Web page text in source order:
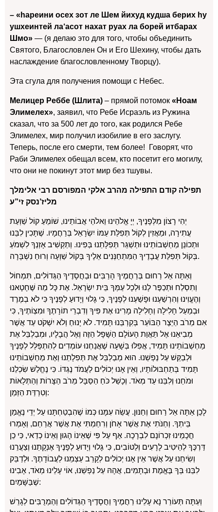
– «hареини осех зот лe Шем йихуд кудша берих hу
ушхеинтей ла‘асот нахат руах ла борей итбарах
Шмо» — (я делаю это для того, чтобы объединить
Святого, Благословлен Он и Его Шехину, чтобы дать
наслаждение благословленному Творцу).
Эта сгула для получения помощи с Небес.
Мелицер Реббе (Шлита) – прямой потомок «Ноам
Элимелех», заявил, что Ребе Иcраэль из Ружина
сказал, что за 500 лет до того, как родился Ребе
Элимелех, мир получил изобилие в его заслугу.
Теперь, после его смерти, тем более! Говорят, что
Раби Элимелех обещал всем, кто посетит его могилу,
что они не покинут этот мир без тшувы.
תפילה קודם התפילה מהרב אלקי המפורסם רבי אלימלך
מליז’נסק זי”ע
יְהִי רָצוֹן מִלְּפָנֶיךָ, יְיָ אֱלֹהֵינוּ וֵאלֹהֵי אֲבוֹתֵינוּ, שׁוֹמֵעַ קוֹל שַׁוְעַת
עֲתִירָה, וּמַאֲזִין לְקוֹל תְּפִלַּת עַמּוֹ יִשְׂרָאֵל בְּרַחֲמָיו. שֶׁתָּכִין לִבֵּנוּ
וּתְכוֹנֵן מַחְשְׁבוֹתֵינוּ וּתְשַׁגֵּר תְּפִלָּתֵנוּ בְּפִינוּ. וְתַקְשִׁיב אָזְנְךָ לִשְׁמֹעַ
בְּקוֹל תְּפִלַּת עֲבָדֶיךָ הַמִּתְחַנְּנִים אֵלֶיךָ בְּקוֹל שַׁוְעָה וְרוּחַ נִשְׁבָּרָה.
וְאַתָּה אֵל רַחוּם בְּרַחֲמֶיךָ הָרַבִּים וּבַחֲסָדֶיךָ הַגְּדוֹלִים, תִּמְחוֹל
וְתִסְלַח וּתְכַפֶּר לָנוּ וּלְכָל עַמְּךָ בֵּית יִשְׂרָאֵל. אֶת כָּל מַה שֶּׁחָטָאנוּ
וְהֶעֱוִינוּ וְהִרְשַׁעְנוּ וּפָשַׁעְנוּ לְפָנֶיךָ, כִּי גָלוּי וְיָדוּעַ לְפָנֶיךָ כִּי לֹא בְמֶרֶד
וּבְמַעַל חָלִילָה וְחָלִילָה מָרִינוּ אֶת פִּיךָ וְדִבְרֵי תוֹרָתֶךָ וּמִצְוֹתֶיךָ, כִּי
אִם מֵרֹב הַיֵּצֶר הַבּוֹעֵר בְּקִרְבֵּנוּ תָּמִיד. לֹא יָנוּחַ וְלֹא יִשְׁקֹט עַד אֲשֶׁר
מְבִיאֵנוּ אֶל תַּאֲוַת הָעוֹלָם הַשָּׁפָל הַזֶּה וְאֶל הֲבָלָיו, וּמְבַלְבֵּל אֶת
מַחְשְׁבוֹתֵינוּ תָּמִיד, אֲפִלּוּ בְּשָׁעָה שֶׁאֲנַחְנוּ עוֹמְדִים לְהִתְפַּלֵּל לְפָנֶיךָ
וּלְבַקֵּשׁ עַל נַפְשֵׁנוּ. הוּא מְבַלְבֵּל אֶת תְּפִלָתֵנוּ וְאֶת מַחְשְׁבוֹתֵינוּ
תָּמִיד בְּתַחְבּוּלוֹתָיו, וְאֵין אָנוּ יְכוֹלִים לַעֲמֹד נֶגְדּוֹ. כִּי נֶחֱלַשׁ שִׂכְלֵנוּ
וּמֹחֵנוּ וְלִבֵּנוּ עַד מְאֹד. וְכָשַׁל כֹּחַ הַסַּבָּל מֵרֹב הַצָּרוֹת וְהַתְּלָאוֹת
וְטִרְדַּת הַזְּמַן:
לָכֵן אַתָּה אֵל רַחוּם וְחַנּוּן. עֲשֵׂה עִמָּנוּ כְּמוֹ שֶׁהִבְטַחְתָּנוּ עַל יְדֵי נֶאֱמַן
בֵּיתְךָ. וְחַנֹּתִי אֶת אֲשֶׁר אָחֹן וְרִחַמְתִּי אֶת אֲשֶׁר אֲרַחֵם, וְאָמְרוּ
חֲכָמֵינוּ זִכְרוֹנָם לִבְרָכָה. אַף עַל פִּי שֶׁאֵינוֹ הָגוּן וְאֵינוֹ כְדַאי, כִּי כֵן
דַּרְכֶּךָ לְהֵיטִיב לָרָעִים וְלַטּוֹבִים, כִּי גָלוּי וְיָדוּעַ לְפָנֶיךָ אֶנְקָתֵנוּ וְצַעֲרֵנוּ
וְשִׂיחֵנוּ עַל אֲשֶׁר אֵין אָנוּ יְכוֹלִים לְקָרֵב עַצְמֵנוּ לַעֲבוֹדָתֶךָ. וּלְדַבֵּק
לִבֵּנוּ בְּךָ בֶּאֱמֶת וּבְתָמִים, אֲהָהּ עַל נַפְשֵׁנוּ, אוֹי עָלֵינוּ מְאֹד, אָבִינוּ
שֶׁבַּשָּׁמַיִם:
וְעַתָּה תְּעוֹרֵר נָא עָלֵינוּ רַחֲמֶיךָ וַחֲסָדֶיךָ הַגְּדוֹלִים וְהַמְרֻבִּים לְגָרֵשׁ